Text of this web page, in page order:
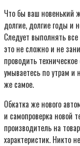
Что бы ваш новенький
долгие, долгие годы и
Следует выполнять
это не сложно и не
проводить
умываетесь по утрам и
же самое.
Обкатка же нового
и самопроверка новой
производитель на
характеристик. Никто